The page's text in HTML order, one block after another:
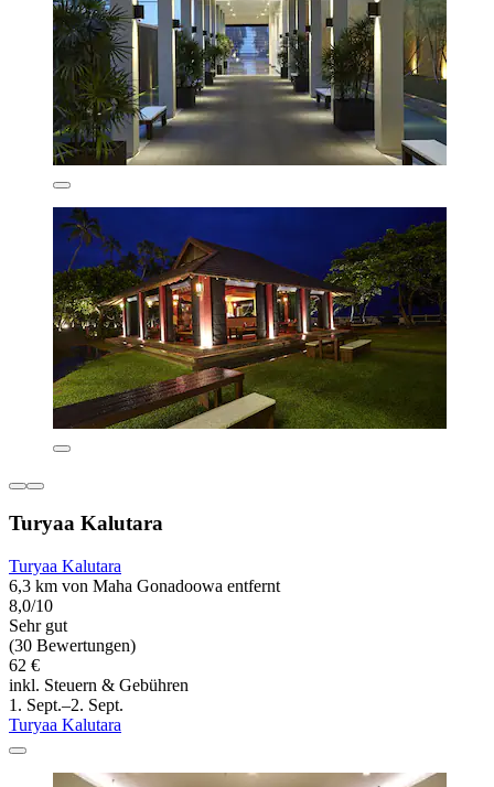
Turyaa Kalutara
Turyaa Kalutara
6,3 km von Maha Gonadoowa entfernt
8,0/10
Sehr gut
(30 Bewertungen)
62 €
inkl. Steuern & Gebühren
1. Sept.–2. Sept.
Turyaa Kalutara